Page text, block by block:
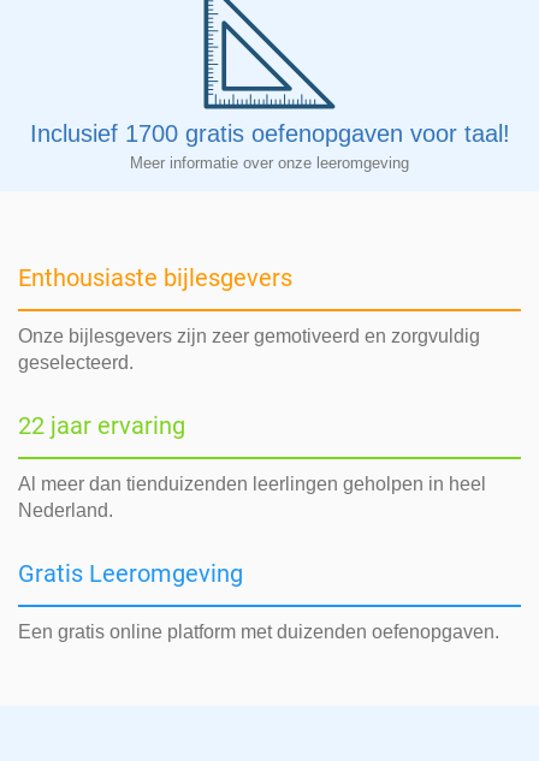
Inclusief 1700 gratis oefenopgaven voor taal!
Meer informatie over onze leeromgeving
Enthousiaste bijlesgevers
Onze bijlesgevers zijn zeer gemotiveerd en zorgvuldig
geselecteerd.
22 jaar ervaring
Al meer dan tienduizenden leerlingen geholpen in heel
Nederland.
Gratis Leeromgeving
Een gratis online platform met duizenden oefenopgaven.